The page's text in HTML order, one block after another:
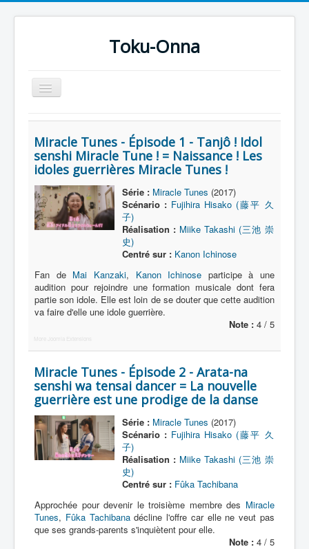
Toku-Onna
Basculer
la
Accueil
Toku-Actrices
Toku-Critiques
Séries
Films
Artiste Asperger
Lexique
ドル 戦士 ミラクル ちゅーんず !) =
Idoles guerrières Miracle Tunes !
Série
Personnages
Véhicules
Épisodes
Miracle Tunes - Épisode 1 - Tanjô ! Idol
senshi Miracle Tune ! = Naissance ! Les
idoles guerrières Miracle Tunes !
Série : Miracle Tunes (2017)
Scénario : Fujihira Hisako (藤平 久
子)
Réalisation : Miike Takashi (三池 崇
史)
Centré sur : Kanon Ichinose
Fan de Mai Kanzaki, Kanon Ichinose participe à une
audition pour rejoindre une formation musicale dont fera
partie son idole. Elle est loin de se douter que cette audition
va faire d'elle une idole guerrière.
Note : 4 / 5
More Joomla Extensions
Miracle Tunes - Épisode 2 - Arata-na
senshi wa tensai dancer = La nouvelle
guerrière est une prodige de la danse
Série : Miracle Tunes (2017)
Scénario : Fujihira Hisako (藤平 久
子)
Réalisation : Miike Takashi (三池 崇
史)
Centré sur : Fûka Tachibana
Approchée pour devenir le troisième membre des Miracle
Tunes, Fûka Tachibanadécline l'offre car elle ne veut pas
que ses grands-parents s'inquiètent pour elle.
Note : 4 / 5